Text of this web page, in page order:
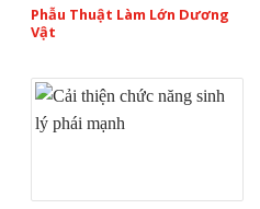
Phẫu Thuật Làm Lớn Dương
Vật